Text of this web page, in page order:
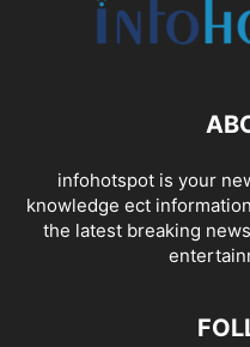
infohotspot is your
knowledge ect
the latest breaking